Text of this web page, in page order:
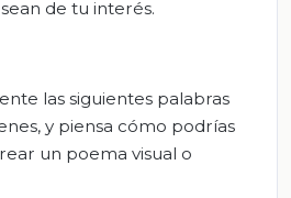
de tu interés.
las siguientes palabras
y piensa cómo podrías
un poema visual o